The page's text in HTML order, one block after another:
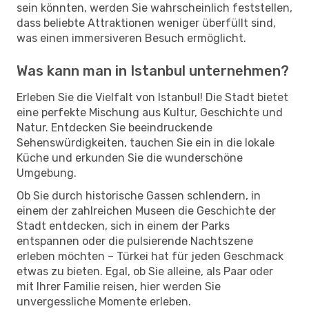
sein könnten, werden Sie wahrscheinlich feststellen,
dass beliebte Attraktionen weniger überfüllt sind,
was einen immersiveren Besuch ermöglicht.
Was kann man in Istanbul unternehmen?
Erleben Sie die Vielfalt von Istanbul! Die Stadt bietet
eine perfekte Mischung aus Kultur, Geschichte und
Natur. Entdecken Sie beeindruckende
Sehenswürdigkeiten, tauchen Sie ein in die lokale
Küche und erkunden Sie die wunderschöne
Umgebung.
Ob Sie durch historische Gassen schlendern, in
einem der zahlreichen Museen die Geschichte der
Stadt entdecken, sich in einem der Parks
entspannen oder die pulsierende Nachtszene
erleben möchten – Türkei hat für jeden Geschmack
etwas zu bieten. Egal, ob Sie alleine, als Paar oder
mit Ihrer Familie reisen, hier werden Sie
unvergessliche Momente erleben.